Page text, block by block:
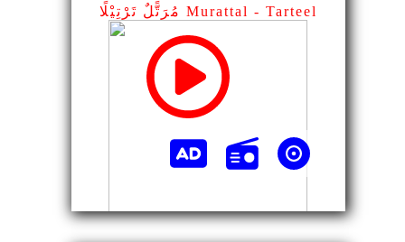
مُرَتًّلٌ تَرْتِيْلًا Murattal - Tarteel